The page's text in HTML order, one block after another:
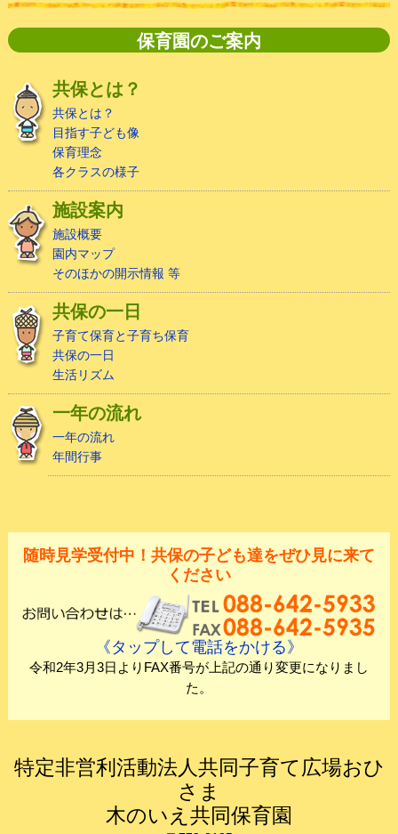
保育園のご案内
共保とは？
共保とは？
目指す子ども像
保育理念
各クラスの様子
施設案内
施設概要
園内マップ
そのほかの開示情報 等
共保の一日
子育て保育と子育ち保育
共保の一日
生活リズム
一年の流れ
一年の流れ
年間行事
随時見学受付中！共保の子ども達をぜひ見に来て
ください
《タップして電話をかける》
令和2年3月3日よりFAX番号が上記の通り変更になりまし
た。
特定非営利活動法人共同子育て広場おひ
さま
木のいえ共同保育園